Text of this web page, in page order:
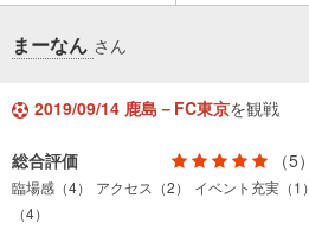
まーなん さん
2019/09/14 鹿島－FC東京を観戦
総合評価 （5）
臨場感（4） アクセス（2） イベント充実（1）
（4）